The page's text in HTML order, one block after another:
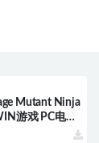
Mutant Ninja
游戏 PC电脑